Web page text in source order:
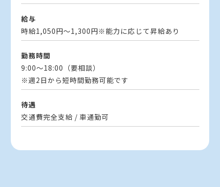
給与
時給1,050円～1,300円※能力に応じて昇給あり
勤務時間
9:00～18:00（要相談）
※週2日から短時間勤務可能です
待遇
交通費完全支給 / 車通勤可